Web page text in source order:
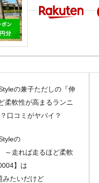
の兼子ただしの『伸
柔軟性が高まるランニ
口コミがヤバイ？
の
～走れば走るほど柔軟
】は
みたいだけど